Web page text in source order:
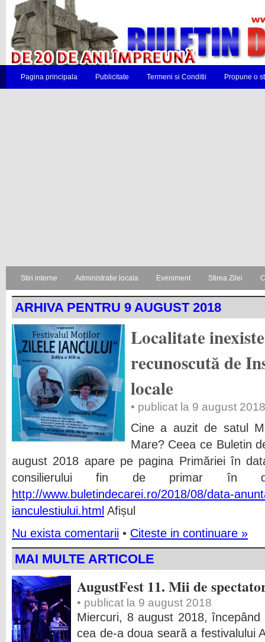
Pagina principala Publicitate Termeni si Conditii Propune o
Stiri interne Administratie locala Eveniment Stirea Zilei
ARHIVA PENTRU 9 AUGUST 2018
Localitate
recunoscută de
locale
• publicat la 9 august 2018
Cine a auzit de satul
Mare? Ceea ce Buletin
august 2018 apare pe pagina Primăriei în
consilierului fin de primar în
http://www.buletindecarei.ro/2018/08/data-
ianculestiului.html Afișul
Nu exista comentarii • Citeste in continuare »
MAI MULTE ARTICOLE
AugustFest 11. Mii de
• publicat la 9 august 2018
Miercuri, 8 august 2018,
cea de-a doua seară a festivalului